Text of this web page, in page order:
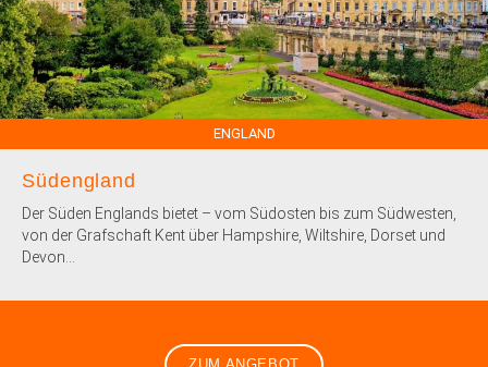
ENGLAND
Südengland
Der Süden Englands bietet – vom Südosten bis zum Südwesten,
von der Grafschaft Kent über Hampshire, Wiltshire, Dorset und
Devon...